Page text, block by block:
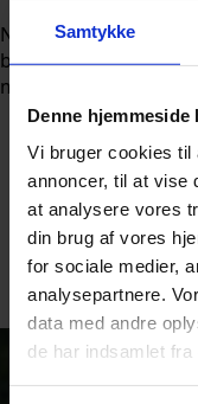
Samtykke
Denne
Vi bruger cookies til
annoncer, til at vise
at analysere vores
din brug af vores
for sociale medier,
analysepartnere.
data med andre
de har indsamlet
Nordens største
boligejere til at
med skybrud.
AfNicolai
Udgivet:7. juni